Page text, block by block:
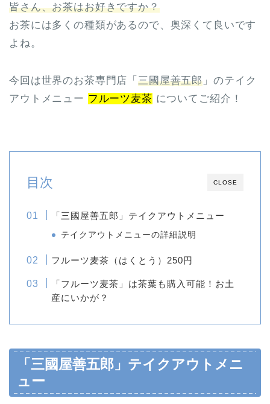
皆さん、お茶はお好きですか？
お茶には多くの種類があるので、奥深くて良いです
よね。
今回は世界のお茶専門店「三國屋善五郎 」のテイク
アウトメニュー フルーツ麦茶 についてご紹介！
CLOSE
目次
「三國屋善五郎」テイクアウトメニュー
テイクアウトメニューの詳細説明
フルーツ麦茶（はくとう）250円
「フルーツ麦茶」は茶葉も購入可能！お土
産にいかが？
「三國屋善五郎」テイクアウトメニ
ュー